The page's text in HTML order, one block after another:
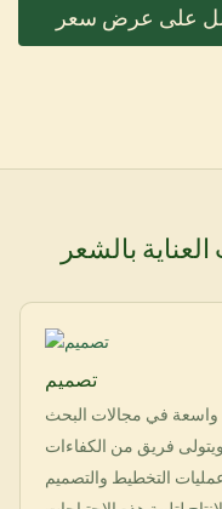
على عرض سعر
بالشعر
تصميم
في مجالات البحث
ويتولى فريق من الكفاءات
التخطيط والتصميم